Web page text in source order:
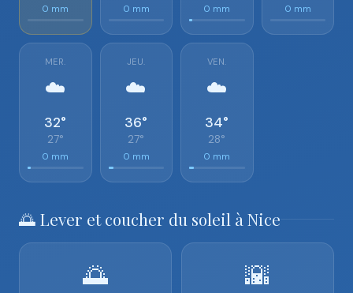
0 mm 0 mm 0 mm 0 mm
MER.
☁️
32°
27°
0 mm
JEU.
☁️
36°
27°
0 mm
VEN.
☁️
34°
28°
0 mm
🌅 Lever et coucher du soleil à Nice
🌅 🌇